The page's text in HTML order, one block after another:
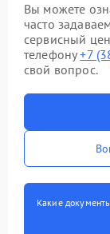
Вы можете
часто
сервисный
телефону+7
свой вопрос.
Какие